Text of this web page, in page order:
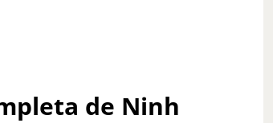
de Ninh